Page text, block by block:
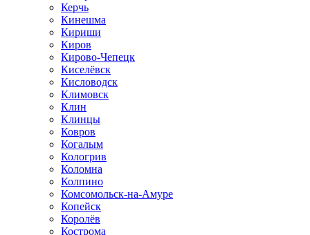
Керчь
Кинешма
Кириши
Киров
Кирово-Чепецк
Киселёвск
Кисловодск
Климовск
Клин
Клинцы
Ковров
Когалым
Кологрив
Коломна
Колпино
Комсомольск-на-Амуре
Копейск
Королёв
Кострома